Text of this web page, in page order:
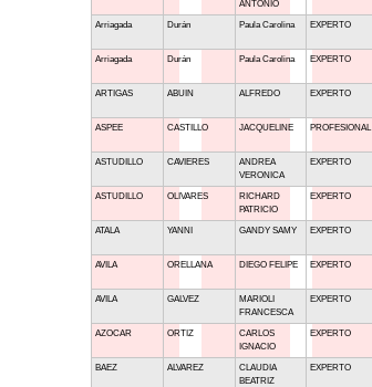
ANTONIO
Arriagada Durán Paula Carolina EXPERTO
Arriagada Durán Paula Carolina EXPERTO
ARTIGAS ABUIN ALFREDO EXPERTO
ASPEE CASTILLO JACQUELINE PROFESIONAL
ASTUDILLO CAVIERES
ANDREA
VERONICA
EXPERTO
ASTUDILLO OLIVARES
RICHARD
PATRICIO
EXPERTO
ATALA YANNI GANDY SAMY EXPERTO
AVILA ORELLANA DIEGO FELIPE EXPERTO
AVILA GALVEZ
MARIOLI
FRANCESCA
EXPERTO
AZOCAR ORTIZ
CARLOS
IGNACIO
EXPERTO
BAEZ ALVAREZ
CLAUDIA
BEATRIZ
EXPERTO